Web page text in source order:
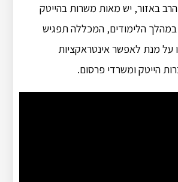
הרב באזור, יש מאות משרות בהייטק
במהלך הלימודים, המכללה תפגיש
על מנת לאפשר אינטראקציות
הייטק ומשרדי פרסום.